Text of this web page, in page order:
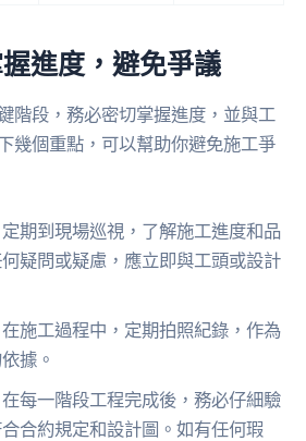
進度，避免爭議
階段，務必密切掌握進度，並與工
幾個重點，可以幫助你避免施工爭
定期到現場巡視，了解施工進度和品
疑問或疑慮，應立即與工頭或設計
在施工過程中，定期拍照紀錄，作為
據。
在每一階段工程完成後，務必仔細驗
合約規定和設計圖。如有任何瑕